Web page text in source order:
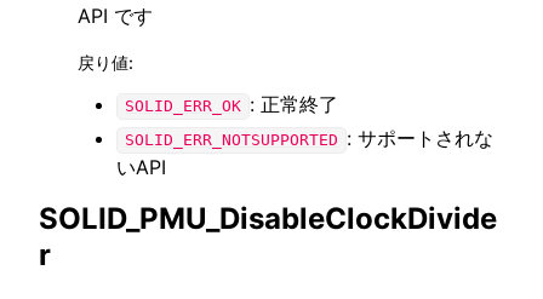
API です
戻り値:
SOLID_ERR_OK : 正常終了
SOLID_ERR_NOTSUPPORTED : サポートされな
いAPI
SOLID_PMU_DisableClockDivide
r